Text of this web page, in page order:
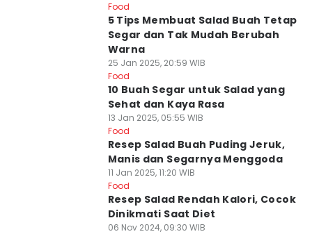
Food
5 Tips Membuat Salad Buah Tetap
Segar dan Tak Mudah Berubah
Warna
25 Jan 2025, 20:59 WIB
Food
10 Buah Segar untuk Salad yang
Sehat dan Kaya Rasa
13 Jan 2025, 05:55 WIB
Food
Resep Salad Buah Puding Jeruk,
Manis dan Segarnya Menggoda
11 Jan 2025, 11:20 WIB
Food
Resep Salad Rendah Kalori, Cocok
Dinikmati Saat Diet
06 Nov 2024, 09:30 WIB